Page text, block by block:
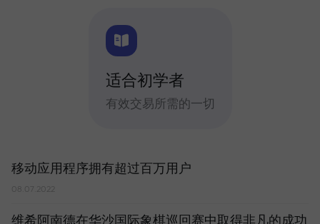
适合初学者
有效交易所需的一切
移动应用程序拥有超过百万用户
08.07.2022
维希阿南德在华沙国际象棋巡回赛中取得非凡的成功